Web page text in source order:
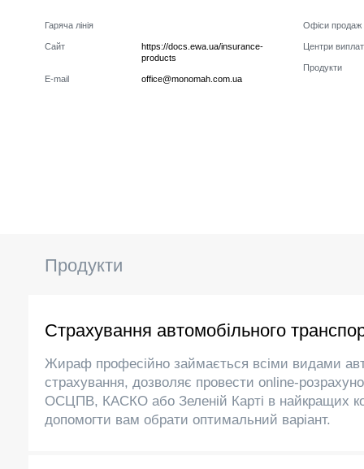
Гаряча лінія
Сайт
https://docs.ewa.ua/insurance-
products
E-mail office@monomah.com.ua
Офіси продаж
Центри виплат
Продукти
Продукти
Страхування автомобільного
Жираф професійно займається всіми видами
страхування, дозволяє провести online-
ОСЦПВ, КАСКО або Зеленій Карті в найкращих
допомогти вам обрати оптимальний варіант.